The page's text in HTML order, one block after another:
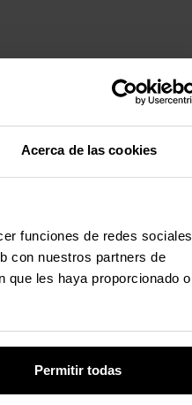
Acerca de las cookies
funciones de redes sociales
con nuestros partners de
que les haya proporcionado o
Permitir todas